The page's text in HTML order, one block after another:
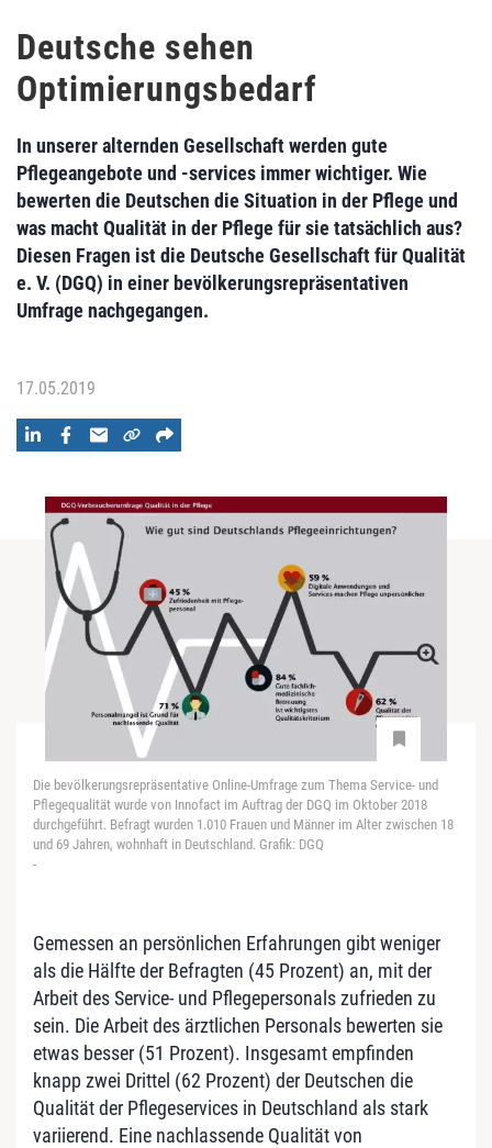
Deutsche sehen
Optimierungsbedarf
In unserer alternden Gesellschaft werden gute
Pflegeangebote und -services immer wichtiger. Wie
bewerten die Deutschen die Situation in der Pflege und
was macht Qualität in der Pflege für sie tatsächlich aus?
Diesen Fragen ist die Deutsche Gesellschaft für Qualität
e. V. (DGQ) in einer bevölkerungsrepräsentativen
Umfrage nachgegangen.
17.05.2019
Die bevölkerungsrepräsentative Online-Umfrage zum Thema Service- und
Pflegequalität wurde von Innofact im Auftrag der DGQ im Oktober 2018
durchgeführt. Befragt wurden 1.010 Frauen und Männer im Alter zwischen 18
und 69 Jahren, wohnhaft in Deutschland. Grafik: DGQ
-
Gemessen an persönlichen Erfahrungen gibt weniger
als die Hälfte der Befragten (45 Prozent) an, mit der
Arbeit des Service- und Pflegepersonals zufrieden zu
sein. Die Arbeit des ärztlichen Personals bewerten sie
etwas besser (51 Prozent). Insgesamt empfinden
knapp zwei Drittel (62 Prozent) der Deutschen die
Qualität der Pflegeservices in Deutschland als stark
variierend. Eine nachlassende Qualität von